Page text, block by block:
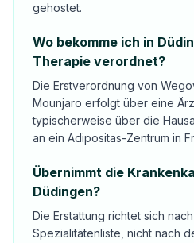
gehostet.
Wo bekomme ich in
Therapie verordnet?
Die Erstverordnung von
Mounjaro erfolgt über eine
typischerweise über die
an ein Adipositas-Zentrum in
Übernimmt die
Düdingen?
Die Erstattung richtet sich
Spezialitätenliste, nicht nach